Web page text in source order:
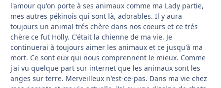
l'amour qu'on porte à ses animaux comme ma Lady partie,
mes autres pékinois qui sont là, adorables. Il y aura
toujours un animal trés chère dans nos coeurs et ce trés
chère ce fut Holly. C'était la chienne de ma vie. Je
continuerai à toujours aimer les animaux et ce jusqu'à ma
mort. Ce sont eux qui nous comprennent le mieux. Comme
j'ai vu quelque part sur internet que les animaux sont les
anges sur terre. Merveilleux n'est-ce-pas. Dans ma vie chez